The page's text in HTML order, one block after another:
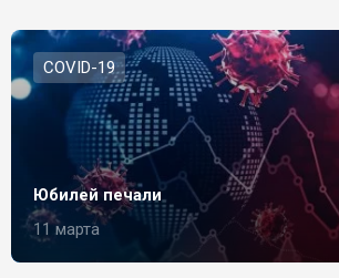
СOVID-19
Юбилей печали
11 марта